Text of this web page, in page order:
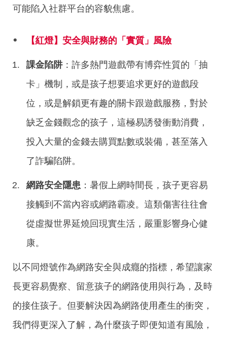
可能陷入社群平台的容貌焦慮。
【紅燈】安全與財務的「實質」風險
課金陷阱：許多熱門遊戲帶有博弈性質的「抽
卡」機制，或是孩子想要追求更好的遊戲段
位，或是解鎖更有趣的關卡跟遊戲服務，對於
缺乏金錢觀念的孩子，這極易誘發衝動消費，
投入大量的金錢去購買點數或裝備，甚至落入
了詐騙陷阱。
網路安全隱患 ：暑假上網時間長，孩子更容易
接觸到不當內容或網路霸凌。這類傷害往往會
從虛擬世界延燒回現實生活，嚴重影響身心健
康。
以不同燈號作為網路安全與成癮的指標，希望讓家
長更容易覺察、留意孩子的網路使用與行為，及時
的接住孩子。但要解決因為網路使用產生的衝突，
我們得更深入了解，為什麼孩子即便知道有風險，